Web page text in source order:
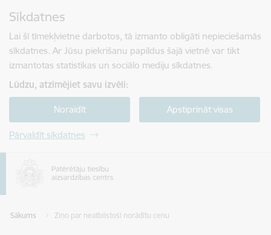
Sīkdatnes
Lai šī tīmekļvietne darbotos, tā izmanto obligāti nepieciešamās
sīkdatnes. Ar Jūsu piekrišanu papildus šajā vietnē var tikt
izmantotas statistikas un sociālo mediju sīkdatnes.
Lūdzu, atzīmējiet savu izvēli:
Noraidīt Apstiprināt visas
Pārvaldīt sīkdatnes
Sākums Ziņo par neatbilstoši norādītu cenu